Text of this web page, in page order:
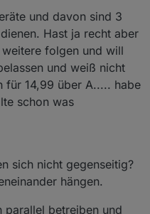
ich jedes Gerät neu
usw. Oder alter Stick
angernt werden. Am besten
den zigbee_0 Ordner
läuft warum willst du
und davon sind 3
Hast ja recht aber
folgen und will
und weiß nicht
für 14,99 über A..... habe
schon was
sich nicht gegenseitig?
hängen.
parallel betreiben und